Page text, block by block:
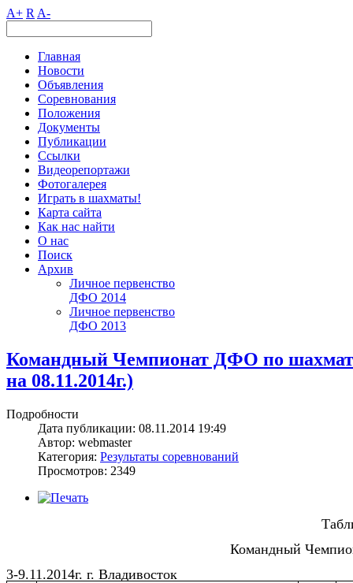
A+ R A-
Главная
Новости
Объявления
Соревнования
Положения
Документы
Публикации
Ссылки
Видеорепортажи
Фотогалерея
Играть в шахматы!
Карта сайта
Как нас найти
О нас
Поиск
Архив
Личное первенство
ДФО 2014
Личное первенство
ДФО 2013
Командный Чемпионат ДФО по
на 08.11.2014г.)
Подробности
Дата публикации: 08.11.2014 19:49
Автор: webmaster
Категория: Результаты соревнований
Просмотров: 2349
Командный
3-9.11.2014г. г. Владивосток